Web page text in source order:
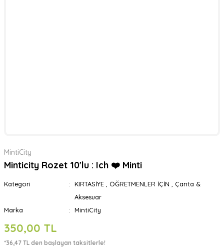
MintiCity
Minticity Rozet 10'lu : Ich ❤️ Minti
Kategori KIRTASİYE ÖĞRETMENLER İÇİN
Çanta &
Aksesuar
Marka
MintiCity
350,00 TL
*36,47 TL den başlayan taksitlerle!